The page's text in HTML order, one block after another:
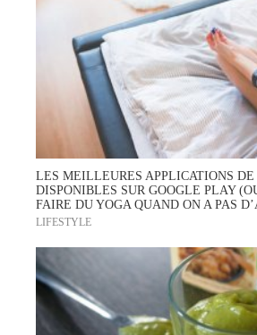
LES MEILLEURES APPLICATIONS DE
DISPONIBLES SUR GOOGLE PLAY
FAIRE DU YOGA QUAND ON A PAS
LIFESTYLE